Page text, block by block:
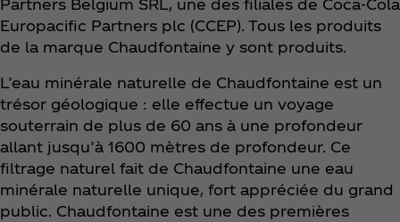
Partners Belgium SRL, une des filiales de Coca‑Cola
Europacific Partners plc (CCEP). Tous les produits
de la marque Chaudfontaine y sont produits.
L’eau minérale naturelle de Chaudfontaine est un
trésor géologique : elle effectue un voyage
souterrain de plus de 60 ans à une profondeur
allant jusqu’à 1600 mètres de profondeur. Ce
filtrage naturel fait de Chaudfontaine une eau
minérale naturelle unique, fort appréciée du grand
public. Chaudfontaine est une des premières